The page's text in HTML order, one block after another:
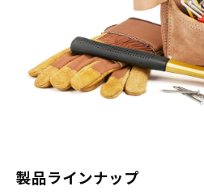
製品ラインナップ